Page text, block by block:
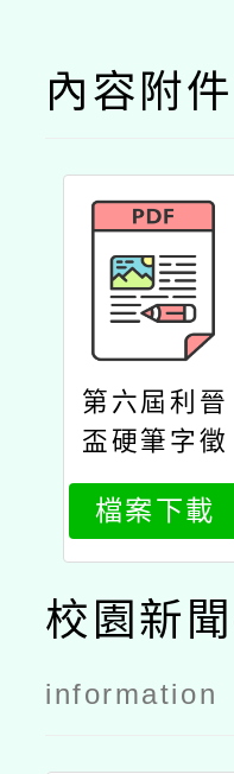
內容附
第六屆利晉
盃硬筆字徵
件活動公文
檔案下載
校園新
information